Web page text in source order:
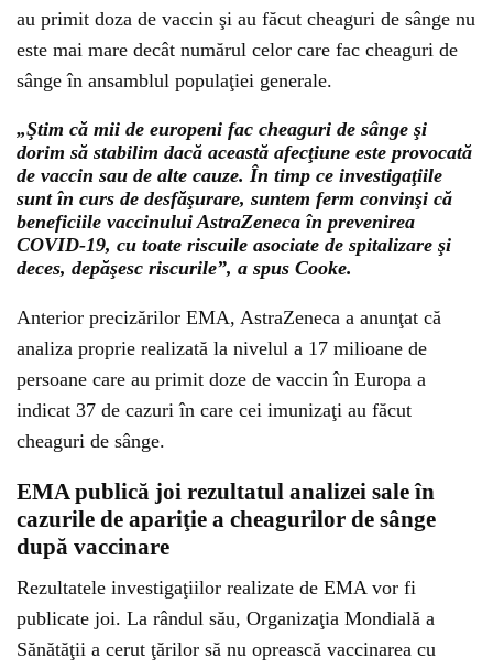
au primit doza de vaccin şi au făcut cheaguri de sânge nu
este mai mare decât numărul celor care fac cheaguri de
sânge în ansamblul populaţiei generale.
„Ştim că mii de europeni fac cheaguri de sânge şi
dorim să stabilim dacă această afecţiune este provocată
de vaccin sau de alte cauze. În timp ce investigaţiile
sunt în curs de desfăşurare, suntem ferm convinşi că
beneficiile vaccinului AstraZeneca în prevenirea
COVID-19, cu toate riscuile asociate de spitalizare şi
deces, depăşesc riscurile”, a spus Cooke.
Anterior precizărilor EMA, AstraZeneca a anunţat că
analiza proprie realizată la nivelul a 17 milioane de
persoane care au primit doze de vaccin în Europa a
indicat 37 de cazuri în care cei imunizaţi au făcut
cheaguri de sânge.
EMA publică joi rezultatul analizei sale în
cazurile de apariţie a cheagurilor de sânge
după vaccinare
Rezultatele investigaţiilor realizate de EMA vor fi
publicate joi. La rândul său, Organizaţia Mondială a
Sănătăţii a cerut ţărilor să nu oprească vaccinarea cu